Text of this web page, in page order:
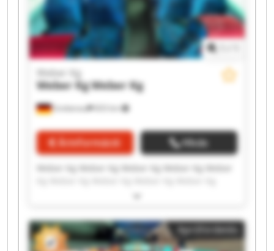
Grebenau 833 km
Weber Kg
Weber KgWeber Kg
Árinformáció Hívás
Weber Kg Weber Kg Weber Kg Weber Kg Weber
Weber Kg Weber Kg
Apróhirdetés